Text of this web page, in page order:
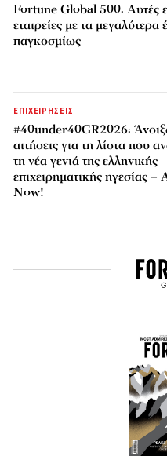
Fortune Global 500: Αυτές
εταιρείες με τα μεγαλύτερα
παγκοσμίως
ΕΠΙΧΕΙΡΗΣΕΙΣ
#40under40GR2026:
αιτήσεις για τη λίστα που
τη νέα γενιά της ελληνικής
επιχειρηματικής ηγεσίας –
Now!